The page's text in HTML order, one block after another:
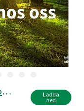
vi-finns-som-en-resurs-utanfor-varden
Ladda
ned